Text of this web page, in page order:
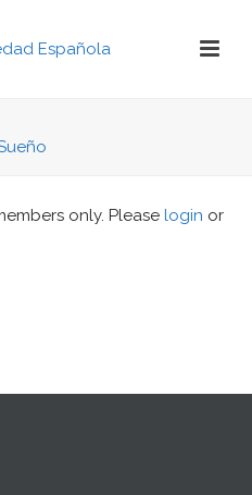
only. Please login or